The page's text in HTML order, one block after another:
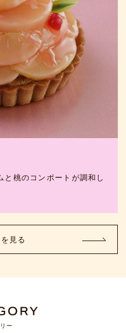
と桃のコンポートが調和し
見る
ー